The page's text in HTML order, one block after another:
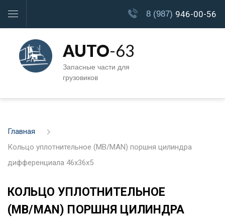
8 (987) 946-00-56
AUTO-63
Запасные части для
грузовиков
Главная
Кольцо уплотнительное (MB/MAN) поршня цилиндра
дифференциала 46x36x5
КОЛЬЦО УПЛОТНИТЕЛЬНОЕ
(MB/MAN) ПОРШНЯ ЦИЛИНДРА